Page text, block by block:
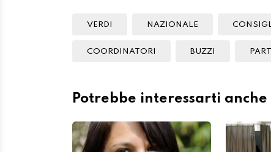
VERDI NAZIONALE
COORDINATORI BUZZI
Potrebbe interessarti anche